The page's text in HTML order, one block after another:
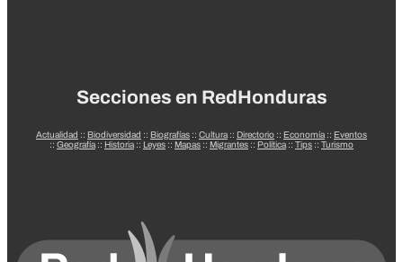
Secciones en RedHonduras
Actualidad :: Biodiversidad :: Biografías :: Cultura :: Directorio :: Economía :: Eventos
:: Geografía :: Historia :: Leyes :: Mapas :: Migrantes :: Política :: Tips :: Turismo